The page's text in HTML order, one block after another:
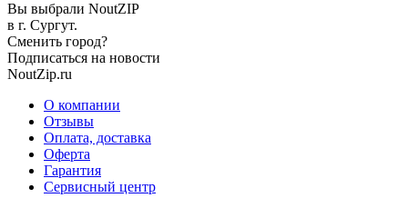
Вы выбрали NoutZIP
в г. Сургут.
Сменить город?
Подписаться на новости
NoutZip.ru
О компании
Отзывы
Оплата, доставка
Оферта
Гарантия
Сервисный центр